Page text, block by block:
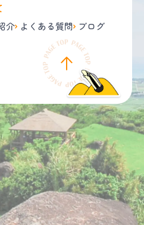
介 よくある質問 ブログ